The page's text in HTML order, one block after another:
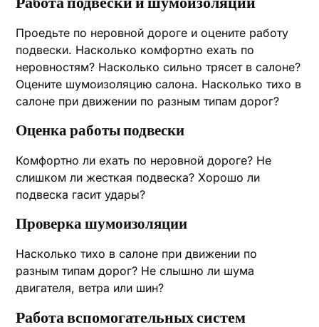
Проедьте по неровной дороге и оцените работу
подвески. Насколько комфортно ехать по
неровностям? Насколько сильно трясет в салоне?
Оцените шумоизоляцию салона. Насколько тихо в
салоне при движении по разным типам дорог?
Оценка работы подвески
Комфортно ли ехать по неровной дороге? Не
слишком ли жесткая подвеска? Хорошо ли
подвеска гасит удары?
Проверка шумоизоляции
Насколько тихо в салоне при движении по
разным типам дорог? Не слышно ли шума
двигателя, ветра или шин?
Работа вспомогательных систем